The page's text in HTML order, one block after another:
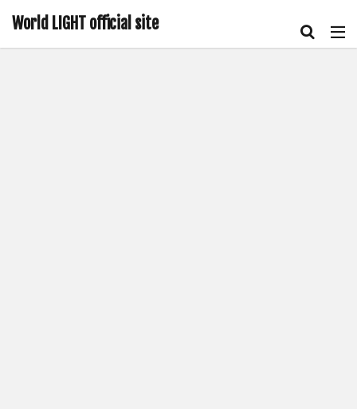
World LIGHT official site